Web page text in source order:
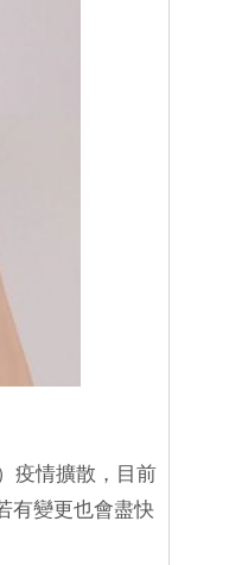
疫情擴散，目前
有變更也會盡快